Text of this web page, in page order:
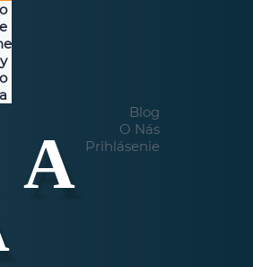
Blog
O Nás
Prihlásenie